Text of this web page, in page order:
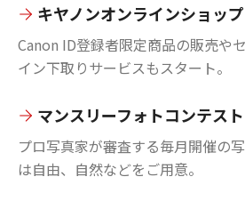
キヤノンオンラインショップ
Canon ID登録者限定商品の販売や
イン下取りサービスもスタート。
マンスリーフォトコンテスト
プロ写真家が審査する毎月開催の
は自由、自然などをご用意。